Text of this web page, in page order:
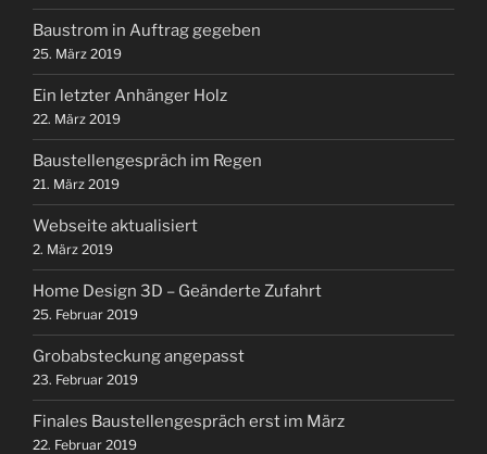
Baustrom in Auftrag gegeben
25. März 2019
Ein letzter Anhänger Holz
22. März 2019
Baustellengespräch im Regen
21. März 2019
Webseite aktualisiert
2. März 2019
Home Design 3D – Geänderte Zufahrt
25. Februar 2019
Grobabsteckung angepasst
23. Februar 2019
Finales Baustellengespräch erst im März
22. Februar 2019